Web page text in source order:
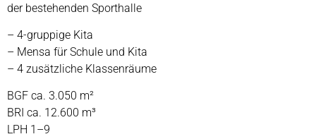
der bestehenden Sporthalle
– 4-gruppige Kita
– Mensa für Schule und Kita
– 4 zusätzliche Klassenräume
BGF ca. 3.050 m²
BRI ca. 12.600 m³
LPH 1–9